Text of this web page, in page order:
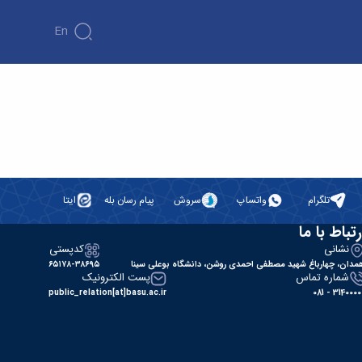
En
تلگرام واتساپ سروش پیام رسان بله ایتا
با ما
نشانی
چهارباغ شهید مصطفی احمدی روشن، دانشگاه بوعلی سینا
کدپستی
۶۵۱۷۸-۳۸۶۹۵
شماره تماس
31400000 -
پست الکترونیک
public_relation[at]basu.ac.ir